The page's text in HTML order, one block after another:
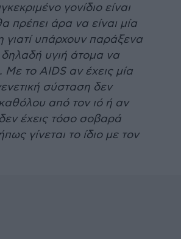
γονίδιο είναι
πρέπει άρα να είναι μία
γιατί υπάρχουν παράξενα
υγιή άτομα να
Με το AIDS αν έχεις μία
σύσταση δεν
από τον ιό ή αν
έχεις τόσο σοβαρά
γίνεται το ίδιο με τον